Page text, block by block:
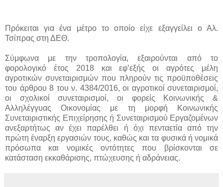
Π ρόκειται για ένα μέτρο το οποίο είχε εξαγγείλει ο Αλ.
Τσίπρας στη ΔΕΘ.
Σύμφωνα με την τροπολογία, εξαιρούνται από το
φορολογικό έτος 2018 και εφ’εξής οι αγρότες μέλη
αγροτικών συνεταιρισμών που πληρούν τις προϋποθέσεις
του άρθρου 8 του ν. 4384/2016, οι αγροτικοί συνεταιρισμοί,
οι σχολικοί συνεταιρισμοί, οι φορείς Κοινωνικής &
Αλληλέγγυας Οικονομίας με τη μορφή Κοινωνικής
Συνεταιριστικής Επιχείρησης ή Συνεταιρισμού Εργαζομένων
ανεξαρτήτως αν έχει παρέλθει ή όχι πενταετία από την
πρώτη έναρξη εργασιών τους, καθώς και τα φυσικά ή νομικά
πρόσωπα και νομικές οντότητες που βρίσκονται σε
κατάσταση εκκαθάρισης, πτώχευσης ή αδράνειας.